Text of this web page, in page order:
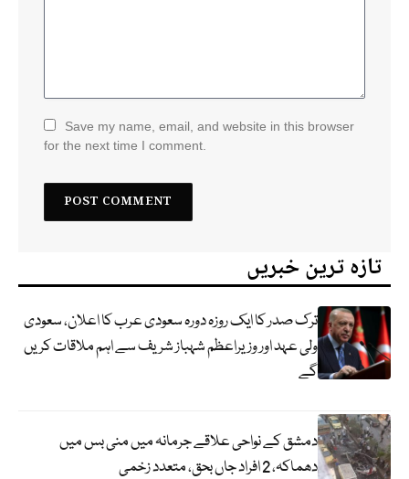
Save my name, email, and website in this browser
for the next time I comment.
تازہ ترین خبریں
ترک صدر کا ایک روزہ دورہ سعودی عرب کا اعلان، سعودی
ولی عہد اور وزیراعظم شہباز شریف سے اہم ملاقات کریں
گے
دمشق کے نواحی علاقے جرمانہ میں منی بس میں
دھماکہ، 2 افراد جاں بحق، متعدد زخمی